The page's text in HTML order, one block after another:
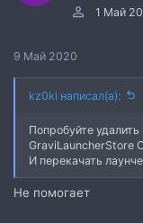
1 Май
9 Май 2020
kz0ki написал(а):
Попробуйте
GraviLauncherStore
И перекачать
Не помогает